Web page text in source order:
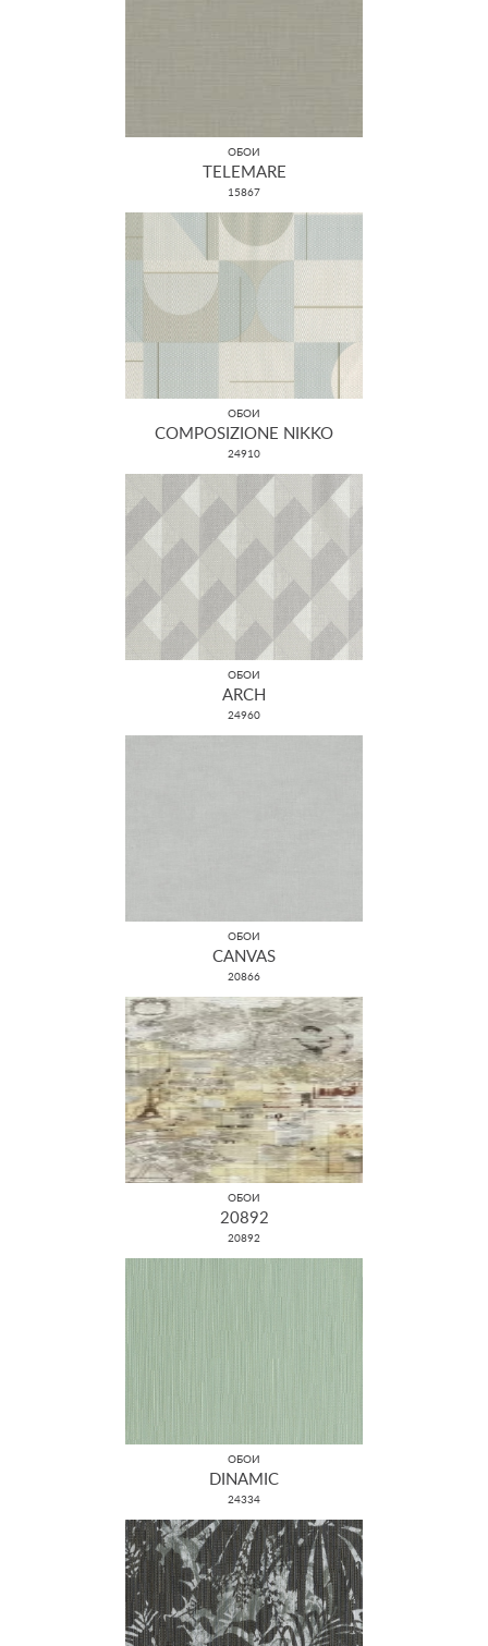
ОБОИ
TELEMARE
15867
ОБОИ
COMPOSIZIONE NIKKO
24910
ОБОИ
ARCH
24960
ОБОИ
CANVAS
20866
ОБОИ
20892
20892
ОБОИ
DINAMIC
24334